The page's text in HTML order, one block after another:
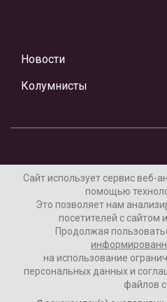
Новости
Колумнисты
Материалы предоставлены
Нашли ошибку?
Сайт использует сервис веб-
помощью
Это позволяет нам
посетителей с сайтом
Продолжая
на использование
персональных данных и
файлов